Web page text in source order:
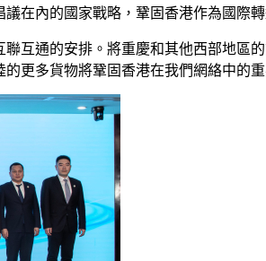
在內的國家戰略，鞏固香港作為國際轉
互通的安排。將重慶和其他西部地區
更多貨物將鞏固香港在我們網絡中的重